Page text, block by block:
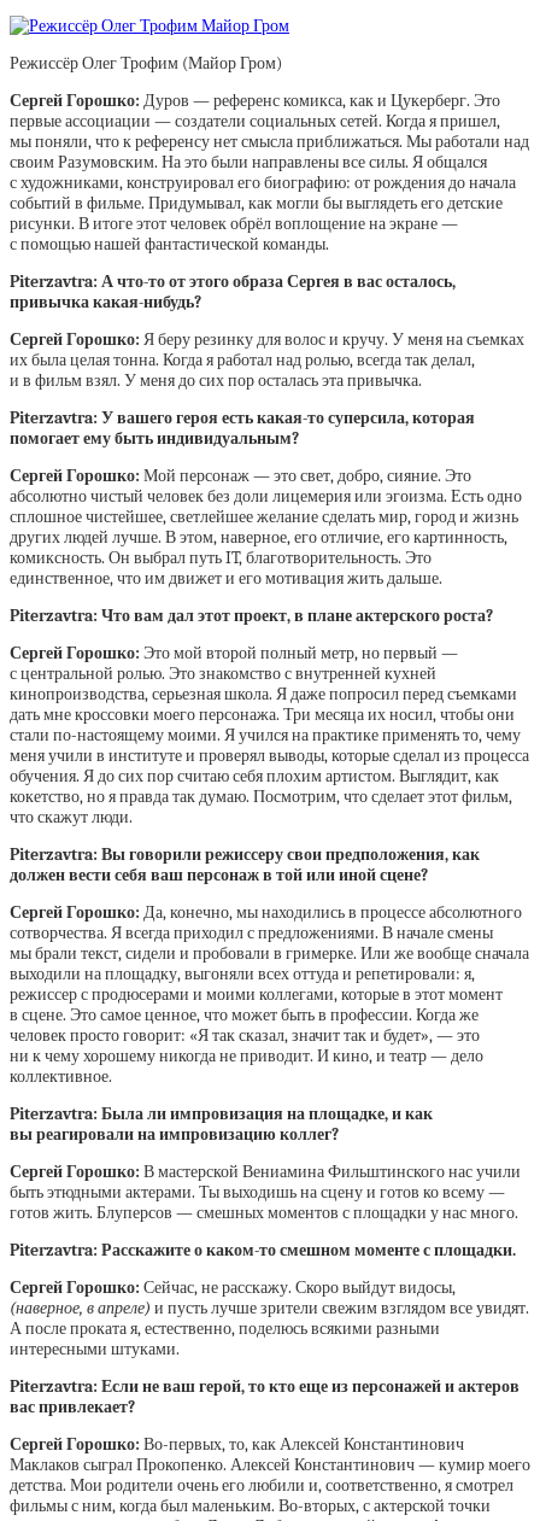
Режиссёр Олег Трофим (Майор Гром)
Сергей Горошко: Дуров — референс комикса, как и Цукерберг. Это
первые ассоциации — создатели социальных сетей. Когда я пришел,
мы поняли, что к референсу нет смысла приближаться. Мы работали над
своим Разумовским. На это были направлены все силы. Я общался
с художниками, конструировал его биографию: от рождения до начала
событий в фильме. Придумывал, как могли бы выглядеть его детские
рисунки. В итоге этот человек обрёл воплощение на экране —
с помощью нашей фантастической команды.
Piterzavtra: А что-то от этого образа Сергея в вас осталось,
привычка какая-нибудь?
Сергей Горошко: Я беру резинку для волос и кручу. У меня на съемках
их была целая тонна. Когда я работал над ролью, всегда так делал,
и в фильм взял. У меня до сих пор осталась эта привычка.
Piterzavtra: У вашего героя есть какая-то суперсила, которая
помогает ему быть индивидуальным?
Сергей Горошко: Мой персонаж — это свет, добро, сияние. Это
абсолютно чистый человек без доли лицемерия или эгоизма. Есть одно
сплошное чистейшее, светлейшее желание сделать мир, город и жизнь
других людей лучше. В этом, наверное, его отличие, его картинность,
комиксность. Он выбрал путь IT, благотворительность. Это
единственное, что им движет и его мотивация жить дальше.
Piterzavtra: Что вам дал этот проект, в плане актерского роста?
Сергей Горошко: Это мой второй полный метр, но первый —
с центральной ролью. Это знакомство с внутренней кухней
кинопроизводства, серьезная школа. Я даже попросил перед съемками
дать мне кроссовки моего персонажа. Три месяца их носил, чтобы они
стали по-настоящему моими. Я учился на практике применять то, чему
меня учили в институте и проверял выводы, которые сделал из процесса
обучения. Я до сих пор считаю себя плохим артистом. Выглядит, как
кокетство, но я правда так думаю. Посмотрим, что сделает этот фильм,
что скажут люди.
Piterzavtra: Вы говорили режиссеру свои предположения, как
должен вести себя ваш персонаж в той или иной сцене?
Сергей Горошко: Да, конечно, мы находились в процессе абсолютного
сотворчества. Я всегда приходил с предложениями. В начале смены
мы брали текст, сидели и пробовали в гримерке. Или же вообще сначала
выходили на площадку, выгоняли всех оттуда и репетировали: я,
режиссер с продюсерами и моими коллегами, которые в этот момент
в сцене. Это самое ценное, что может быть в профессии. Когда же
человек просто говорит: «Я так сказал, значит так и будет», — это
ни к чему хорошему никогда не приводит. И кино, и театр — дело
коллективное.
Piterzavtra: Была ли импровизация на площадке, и как
вы реагировали на импровизацию коллег?
Сергей Горошко: В мастерской Вениамина Фильштинского нас учили
быть этюдными актерами. Ты выходишь на сцену и готов ко всему —
готов жить. Блуперсов — смешных моментов с площадки у нас много.
Piterzavtra: Расскажите о каком-то смешном моменте с площадки.
Сергей Горошко: Сейчас, не расскажу. Скоро выйдут видосы,
(наверное, в апреле) и пусть лучше зрители свежим взглядом все увидят.
А после проката я, естественно, поделюсь всякими разными
интересными штуками.
Piterzavtra: Если не ваш герой, то кто еще из персонажей и актеров
вас привлекает?
Сергей Горошко: Во-первых, то, как Алексей Константинович
Маклаков сыграл Прокопенко. Алексей Константинович — кумир моего
детства. Мои родители очень его любили и, соответственно, я смотрел
фильмы с ним, когда был маленьким. Во-вторых, с актерской точки